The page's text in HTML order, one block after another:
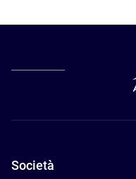
Società